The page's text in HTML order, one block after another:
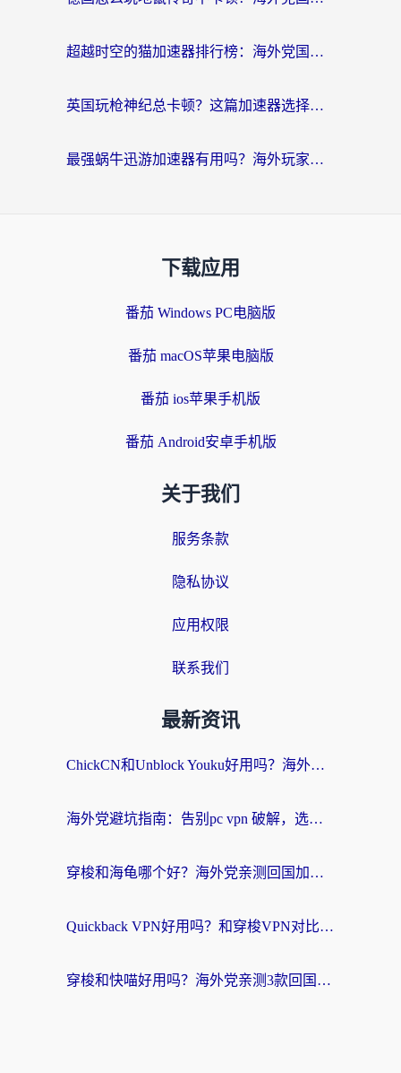
超越时空的猫加速器排行榜：海外党国服游戏不卡顿的终极选择指南
英国玩枪神纪总卡顿？这篇加速器选择指南帮你告别延迟（附实测推荐）
最强蜗牛迅游加速器有用吗？海外玩家国服游戏加速避坑指南（附德国玩忍者必须死3流星蝴蝶剑解决办法）
下载应用
番茄 Windows PC电脑版
番茄 macOS苹果电脑版
番茄 ios苹果手机版
番茄 Android安卓手机版
关于我们
服务条款
隐私协议
应用权限
联系我们
最新资讯
ChickCN和Unblock Youku好用吗？海外党亲测3款回国加速器，附iOS免费选择指南
海外党避坑指南：告别pc vpn 破解，选对回国加速器轻松访问国内资源
穿梭和海龟哪个好？海外党亲测回国加速器，附电脑免费VPN推荐
Quickback VPN好用吗？和穿梭VPN对比哪个回国效果更好？海外党必看的真实测评与选择指南
穿梭和快喵好用吗？海外党亲测3款回国加速器，附日本回国VPN避坑指南